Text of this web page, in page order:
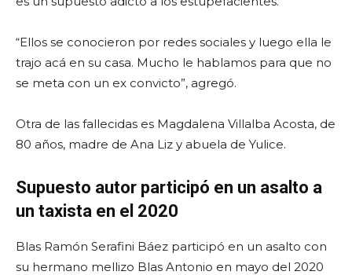
“Ellos se conocieron por redes sociales y luego ella le
trajo acá en su casa. Mucho le hablamos para que no
se meta con un ex convicto”, agregó.
Otra de las fallecidas es Magdalena Villalba Acosta, de
80 años, madre de Ana Liz y abuela de Yulice.
Supuesto autor participó en un asalto a
un taxista en el 2020
Blas Ramón Serafini Báez participó en un asalto con
su hermano mellizo Blas Antonio en mayo del 2020